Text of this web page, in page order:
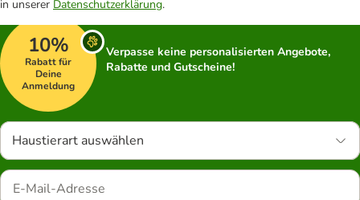
in unserer Datenschutzerklärung.
10%
Rabatt für
Deine
Anmeldung
Verpasse keine personalisierten Angebote,
Rabatte und Gutscheine!
Haustierart auswählen